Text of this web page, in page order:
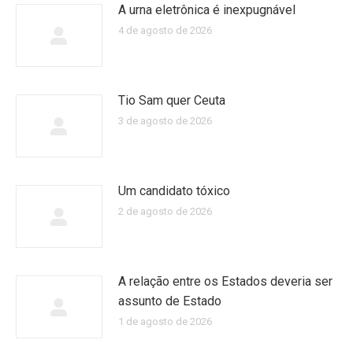
A urna eletrônica é inexpugnável
4 de agosto de 2026
Tio Sam quer Ceuta
3 de agosto de 2026
Um candidato tóxico
2 de agosto de 2026
A relação entre os Estados deveria ser
assunto de Estado
1 de agosto de 2026